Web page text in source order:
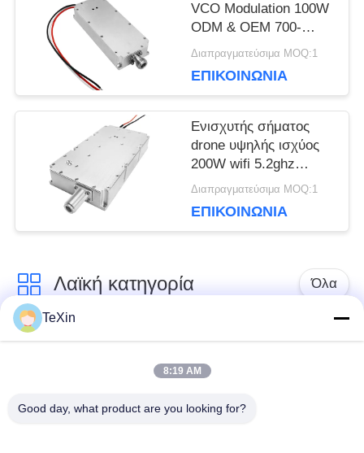
PRIVACY
POLICY
VCO Modulation 100W
ODM & OEM 700-
1000MHz anti drone
ασφαλείας
Διαπραγματεύσιμα MOQ:1
ΕΠΙΚΟΙΝΩΝΊΑ
Ενισχυτής σήματος
drone υψηλής ισχύος
200W wifi 5.2ghz
5.8ghz φορητής
Διαπραγματεύσιμα MOQ:1
ΕΠΙΚΟΙΝΩΝΊΑ
Λαϊκή κατηγορία Όλα
Μονάδα παρεμβολής
με μη επανδρωμένο
TeXin
8:19 AM
Good day, what product are you looking for?